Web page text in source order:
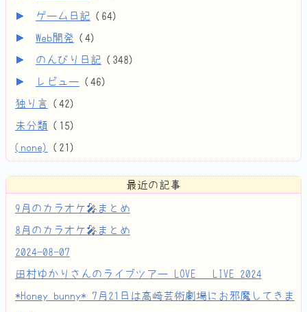
ゲーム日記
( 64)
Web開発 (4)
のんびり日記
( 348)
レビュー (46)
独り言
(42)
未分類 ( 15)
(none)
( 21)
最近の記事
9月のカラオケ🎤まとめ
8月のカラオケ🎤まとめ
2024-08-07
田村ゆかりさんのライブツアー LOVE ♡ LIVE 2024
*Honey bunny* 7月21日は高崎芸術劇場にお邪魔してきま